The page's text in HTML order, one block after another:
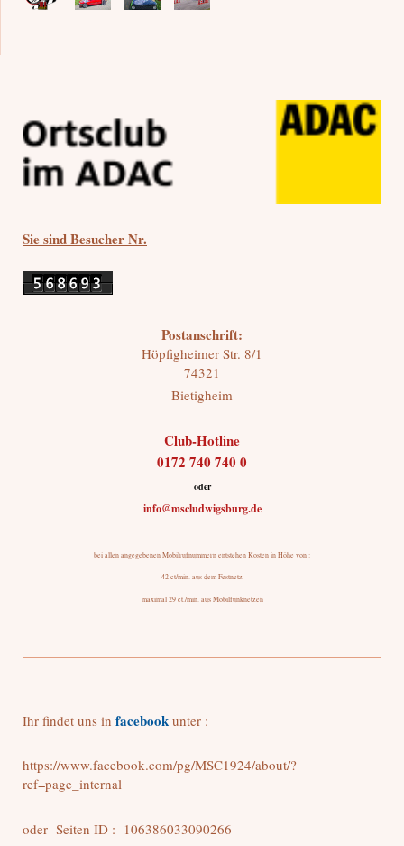
Sie sind Besucher Nr.
Postanschrift:
Höpfigheimer Str. 8/1
74321
Bietigheim
Club-Hotline
0172 740 740 0
oder
info@mscludwigsburg.de
bei allen angegebenen Mobilrufnummern entstehen Kosten in Höhe von :
42 ct/min. aus dem Festnetz
maximal 29 ct./min. aus Mobilfunknetzen
Ihr findet uns in facebook unter :
https://www.facebook.com/pg/MSC1924/about/?
ref=page_internal
oder Seiten ID : 106386033090266